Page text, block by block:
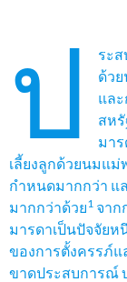
ป
ระ
ด้ว
แล
สห
มา
เลี้ยงลูกด้วยนมแ
กำหนดมากกว่า แ
มากกว่าด้วย1 จาก
มารดาเป็นปัจจัยห
ของการตั้งครรภ์แ
ขาดประสบการณ์